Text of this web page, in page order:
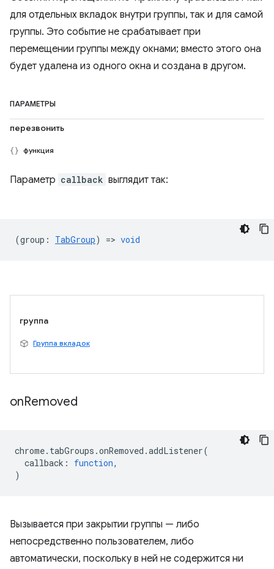
для отдельных вкладок внутри группы, так и для самой
группы. Это событие не срабатывает при
перемещении группы между окнами; вместо этого она
будет удалена из одного окна и создана в другом.
ПАРАМЕТРЫ
перезвонить
функция
Параметр callback выглядит так:
(group : TabGroup) => void
группа
Группа вкладок
onRemoved
chrome. tabGroups .onRemoved .addListener(
callback : function,
)
Вызывается при закрытии группы — либо
непосредственно пользователем, либо
автоматически, поскольку в ней не содержится ни